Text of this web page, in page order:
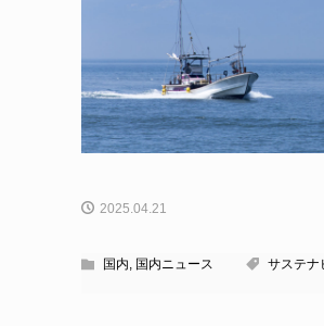
2025.04.21
国内, 国内ニュース サステナ